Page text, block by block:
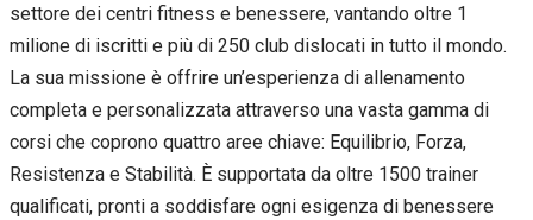
settore dei centri fitness e benessere, vantando oltre 1
milione di iscritti e più di 250 club dislocati in tutto il mondo.
La sua missione è offrire un’esperienza di allenamento
completa e personalizzata attraverso una vasta gamma di
corsi che coprono quattro aree chiave: Equilibrio, Forza,
Resistenza e Stabilità. È supportata da oltre 1500 trainer
qualificati, pronti a soddisfare ogni esigenza di benessere